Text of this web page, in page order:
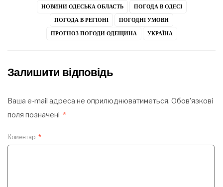
НОВИНИ ОДЕСЬКА ОБЛАСТЬ
ПОГОДА В ОДЕСІ
ПОГОДА В РЕГІОНІ
ПОГОДНІ УМОВИ
ПРОГНОЗ ПОГОДИ ОДЕЩИНА
УКРАЇНА
Залишити відповідь
Ваша e-mail адреса не оприлюднюватиметься. Обов’язкові
поля позначені *
Коментар *